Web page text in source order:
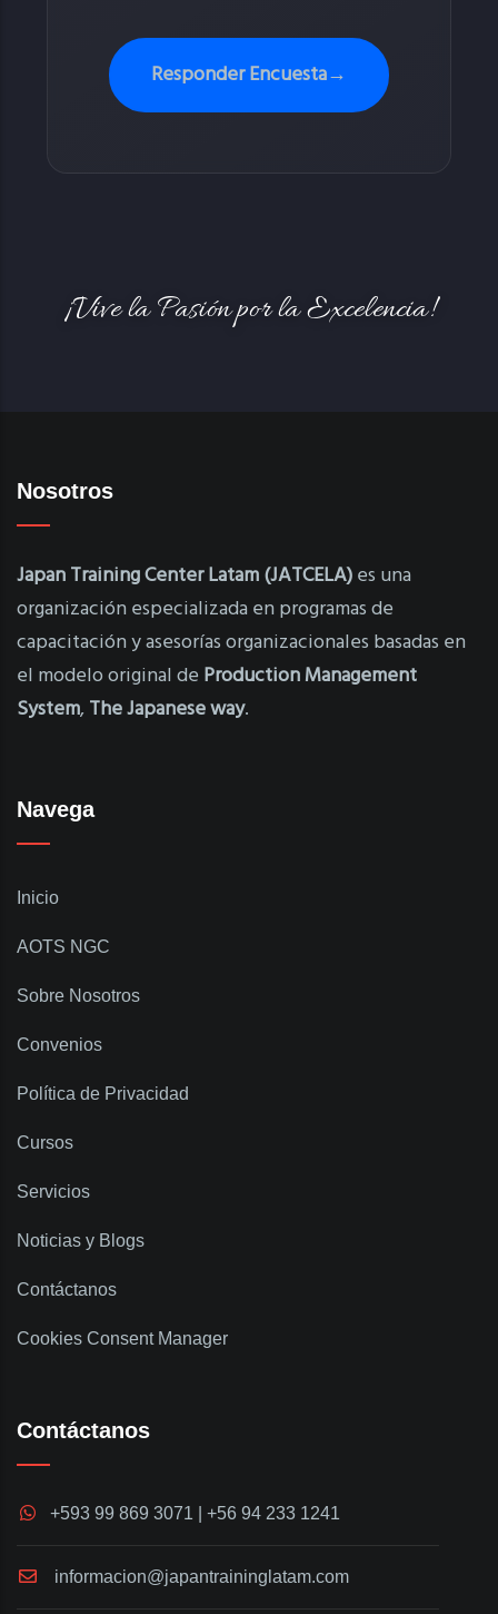
Responder Encuesta→
¡Vive la Pasión por la Excelencia!
Nosotros
Japan Training Center Latam (JATCELA)es una
organización especializada en programas de
capacitación y asesorías organizacionales basadas en
el modelo original de Production Management
System,The Japanese way.
Navega
Inicio
AOTS NGC
Sobre Nosotros
Convenios
Política de Privacidad
Cursos
Servicios
Noticias y Blogs
Contáctanos
Cookies Consent Manager
Contáctanos
+593 99 869 3071 | +56 94 233 1241
informacion@japantraininglatam.com